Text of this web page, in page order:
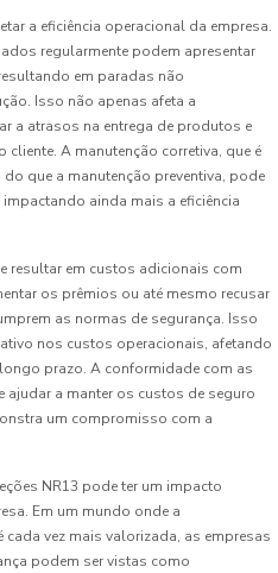
a eficiência operacional da empresa.
regularmente podem apresentar
em paradas não
Isso não apenas afeta a
a atrasos na entrega de produtos e
A manutenção corretiva, que é
que a manutenção preventiva, pode
ainda mais a eficiência
resultar em custos adicionais com
os prêmios ou até mesmo recusar
as normas de segurança. Isso
nos custos operacionais, afetando
prazo. A conformidade com as
a manter os custos de seguro
um compromisso com a
NR13 pode ter um impacto
Em um mundo onde a
vez mais valorizada, as empresas
podem ser vistas como